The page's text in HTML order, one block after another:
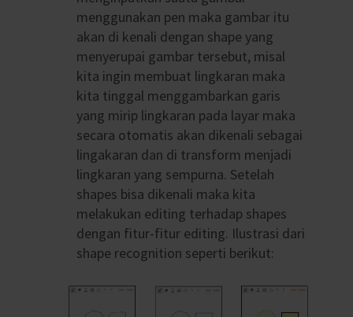
menggunakan pen maka gambar itu
akan di kenali dengan shape yang
menyerupai gambar tersebut, misal
kita ingin membuat lingkaran maka
kita tinggal menggambarkan garis
yang mirip lingkaran pada layar maka
secara otomatis akan dikenali sebagai
lingakaran dan di transform menjadi
lingkaran yang sempurna. Setelah
shapes bisa dikenali maka kita
melakukan editing terhadap shapes
dengan fitur-fitur editing. Ilustrasi dari
shape recognition seperti berikut: